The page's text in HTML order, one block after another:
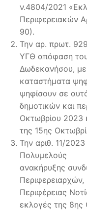
ν.4804/2021
Περιφερειακών
90).
Την αρ. πρωτ.
ΥΓΘ απόφαση του
Δωδεκανήσου, με
καταστήματα
ψηφίσουν σε
δημοτικών και
Οκτωβρίου 2023
της 15ης
Την αριθ.
Πολυμελούς
ανακήρυξης
Περιφέρειας
εκλογές της